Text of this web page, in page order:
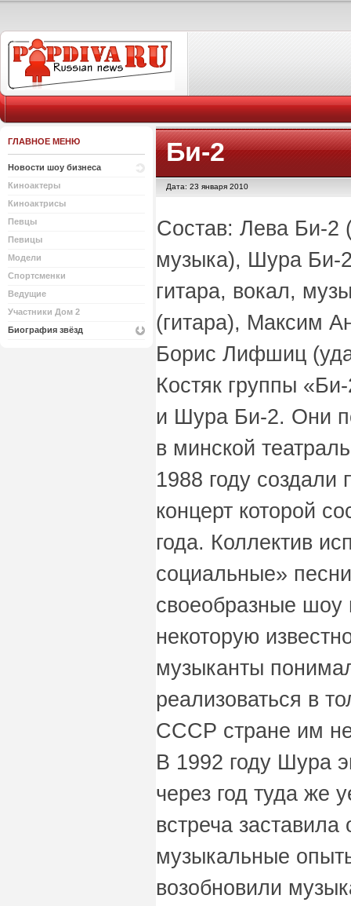
ГЛАВНОЕ МЕНЮ
Новости шоу бизнеса
Киноактеры
Киноактрисы
Певцы
Певицы
Модели
Спортсменки
Ведущие
Участники Дом 2
Биография звёзд
Би-2
Дата: 23 января 2010
Состав: Лева Би-2
музыка), Шура Би-
гитара, вокал,
(гитара), Максим
Борис Лифшиц
Костяк группы
и Шура Би-2. Они
в минской
1988 году создали
концерт которой
года. Коллектив
социальные»
своеобразные шоу
некоторую
музыканты
реализоваться в
СССР стране им
В 1992 году Шура
через год туда же
встреча
музыкальные
возобновили